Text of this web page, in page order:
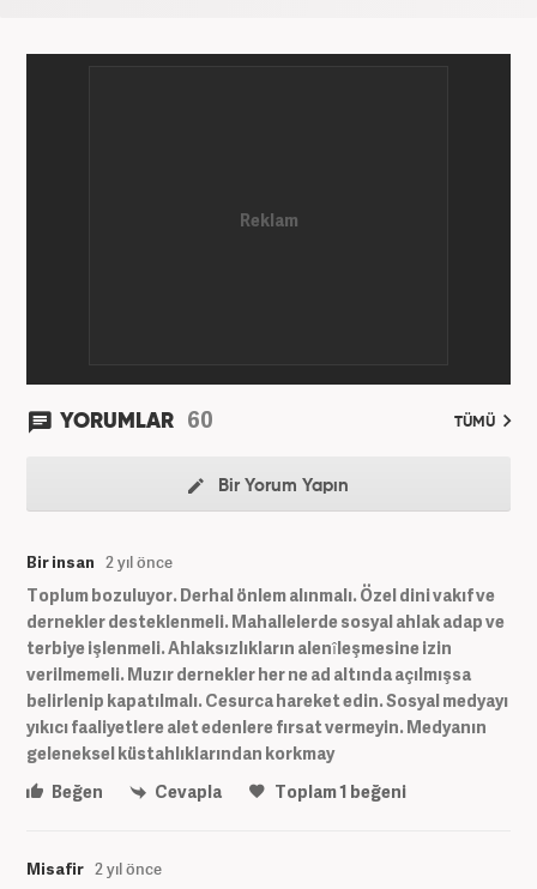
YORUMLAR 60 TÜMÜ
Bir Yorum Yapın
Bir insan 2 yıl önce
Toplum bozuluyor. Derhal önlem alınmalı. Özel dini vakıf ve
dernekler desteklenmeli. Mahallelerde sosyal ahlak adap ve
terbiye işlenmeli. Ahlaksızlıkların alenîleşmesine izin
verilmemeli. Muzır dernekler her ne ad altında açılmışsa
belirlenip kapatılmalı. Cesurca hareket edin. Sosyal medyayı
yıkıcı faaliyetlere alet edenlere fırsat vermeyin. Medyanın
geleneksel küstahlıklarından korkmay
Beğen
Cevapla Toplam1 beğeni
Misafir 2 yıl önce